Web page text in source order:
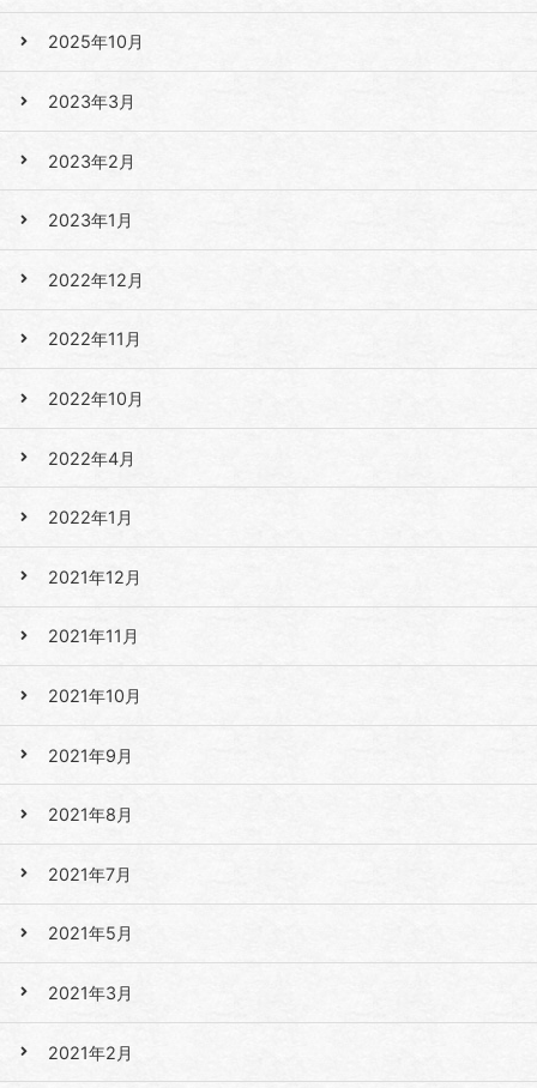
2025年10月
2023年3月
2023年2月
2023年1月
2022年12月
2022年11月
2022年10月
2022年4月
2022年1月
2021年12月
2021年11月
2021年10月
2021年9月
2021年8月
2021年7月
2021年5月
2021年3月
2021年2月